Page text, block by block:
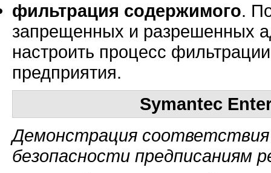
фильтрация содержимого.
запрещенных и разрешенных
настроить процесс
предприятия.
Symantec
Демонстрация
безопасности предписаниям